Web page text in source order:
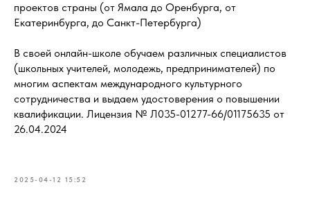
проектов страны (от Ямала до Оренбурга, от
Екатеринбурга, до Санкт-Петербурга)
В своей онлайн-школе обучаем различных специалистов
(школьных учителей, молодежь, предпринимателей) по
многим аспектам международного культурного
сотрудничества и выдаем удостоверения о повышении
квалификации. Лицензия № Л035-01277-66/01175635 от
26.04.2024
2025-04-12 15:52